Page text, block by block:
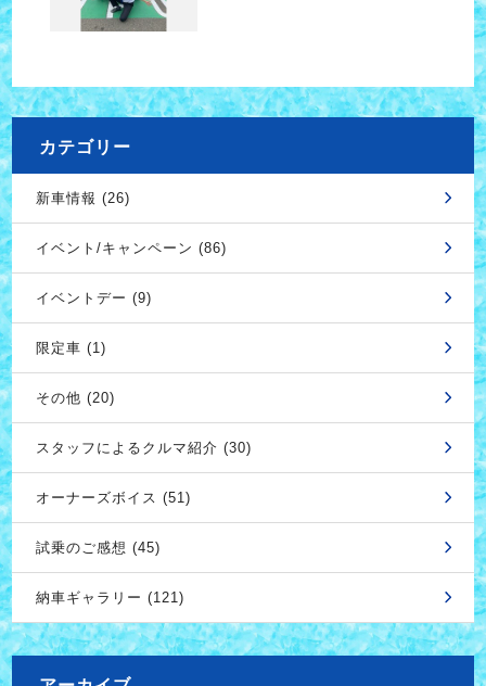
カテゴリー
新車情報 (26)
イベント/キャンペーン (86)
イベントデー (9)
限定車 (1)
その他 (20)
スタッフによるクルマ紹介 (30)
オーナーズボイス (51)
試乗のご感想 (45)
納車ギャラリー (121)